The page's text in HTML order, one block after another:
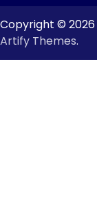
Copyright © 2026
Artify Themes.